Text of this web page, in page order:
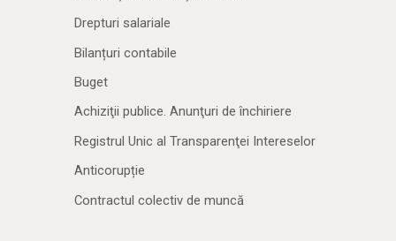
Drepturi salariale
Bilanțuri contabile
Buget
Achiziţii publice. Anunţuri de închiriere
Registrul Unic al Transparenţei Intereselor
Anticorupție
Contractul colectiv de muncă